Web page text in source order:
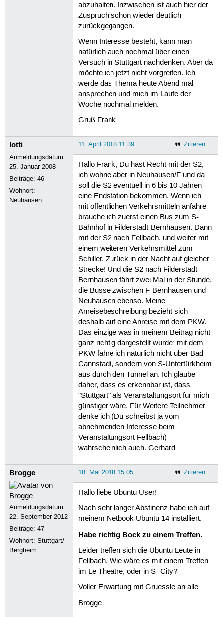
abzuhalten. Inzwischen ist auch hier der
Zuspruch schon wieder deutlich
zurückgegangen.
Wenn Interesse besteht, kann man
natürlich auch nochmal über einen
Versuch in Stuttgart nachdenken. Aber da
möchte ich jetzt nicht vorgreifen. Ich
werde das Thema heute Abend mal
ansprechen und mich im Laufe der
Woche nochmal melden.
Gruß Frank
lotti
Anmeldungsdatum:
25. Januar 2008
Beiträge:46
Wohnort:
Neuhausen
Zitieren
11. April 2018 11:39
Hallo Frank, Du hast Recht mit der S2,
ich wohne aber in Neuhausen/F und da
soll die S2 eventuell in 6 bis 10 Jahren
eine Endstation bekommen. Wenn ich
mit öffentlichen Verkehrsmitteln anfahre
brauche ich zuerst einen Bus zum S-
Bahnhof in Filderstadt-Bernhausen. Dann
mit der S2 nach Fellbach, und weiter mit
einem weiteren Verkehrsmittel zum
Schiller. Zurück in der Nacht auf gleicher
Strecke! Und die S2 nach Filderstadt-
Bernhausen fährt zwei Mal in der Stunde,
die Busse zwischen F-Bernhausen und
Neuhausen ebenso. Meine
Anreisebeschreibung bezieht sich
deshalb auf eine Anreise mit dem PKW.
Das einzige was in meinem Beitrag nicht
ganz richtig dargestellt wurde: mit dem
PKW fahre ich natürlich nicht über Bad-
Cannstadt, sondern von S-Untertürkheim
aus durch den Tunnel an. Ich glaube
daher, dass es erkennbar ist, dass
"Stuttgart" als Veranstaltungsort für mich
günstiger wäre. Für Weitere Teilnehmer
denke ich (Du schreibst ja vom
abnehmenden Interesse beim
Veranstaltungsort Fellbach)
wahrscheinlich auch. Gerhard
Brogge
Anmeldungsdatum:
22. September 2012
Beiträge:47
Wohnort: Stuttgart/
Bergheim
Zitieren
18. Mai 2018 15:05
Hallo liebe Ubuntu User!
Nach sehr langer Abstinenz habe ich auf
meinem Netbook Ubuntu 14 installiert.
Habe richtig Bock zu einem Treffen.
Leider treffen sich die Ubuntu Leute in
Fellbach. Wie wäre es mit einem Treffen
im Le Theatre, oder in S- City?
Voller Erwartung mit Gruessle an alle
Brogge